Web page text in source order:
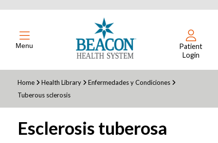
Menu
Patient
Login
Home Health Library
Enfermedades y Condiciones
Tuberous sclerosis
Esclerosis tuberosa